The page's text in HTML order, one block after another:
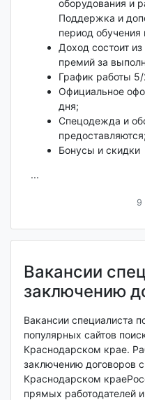
оборудования и
Поддержка и
период обучения
Доход состоит
премий за
График работы 5/
Официальное
дня;
Спецодежда и
предоставляются;
Бонусы и скидки
...
9
Вакансии
заключению
Вакансии специалиста
популярных сайтов
Краснодарском крае.
заключению договоров
Краснодарском
прямых работодателей